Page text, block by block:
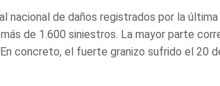
nacional de daños registrados por la
de 1.600 siniestros. La mayor parte
concreto, el fuerte granizo sufrido el 20